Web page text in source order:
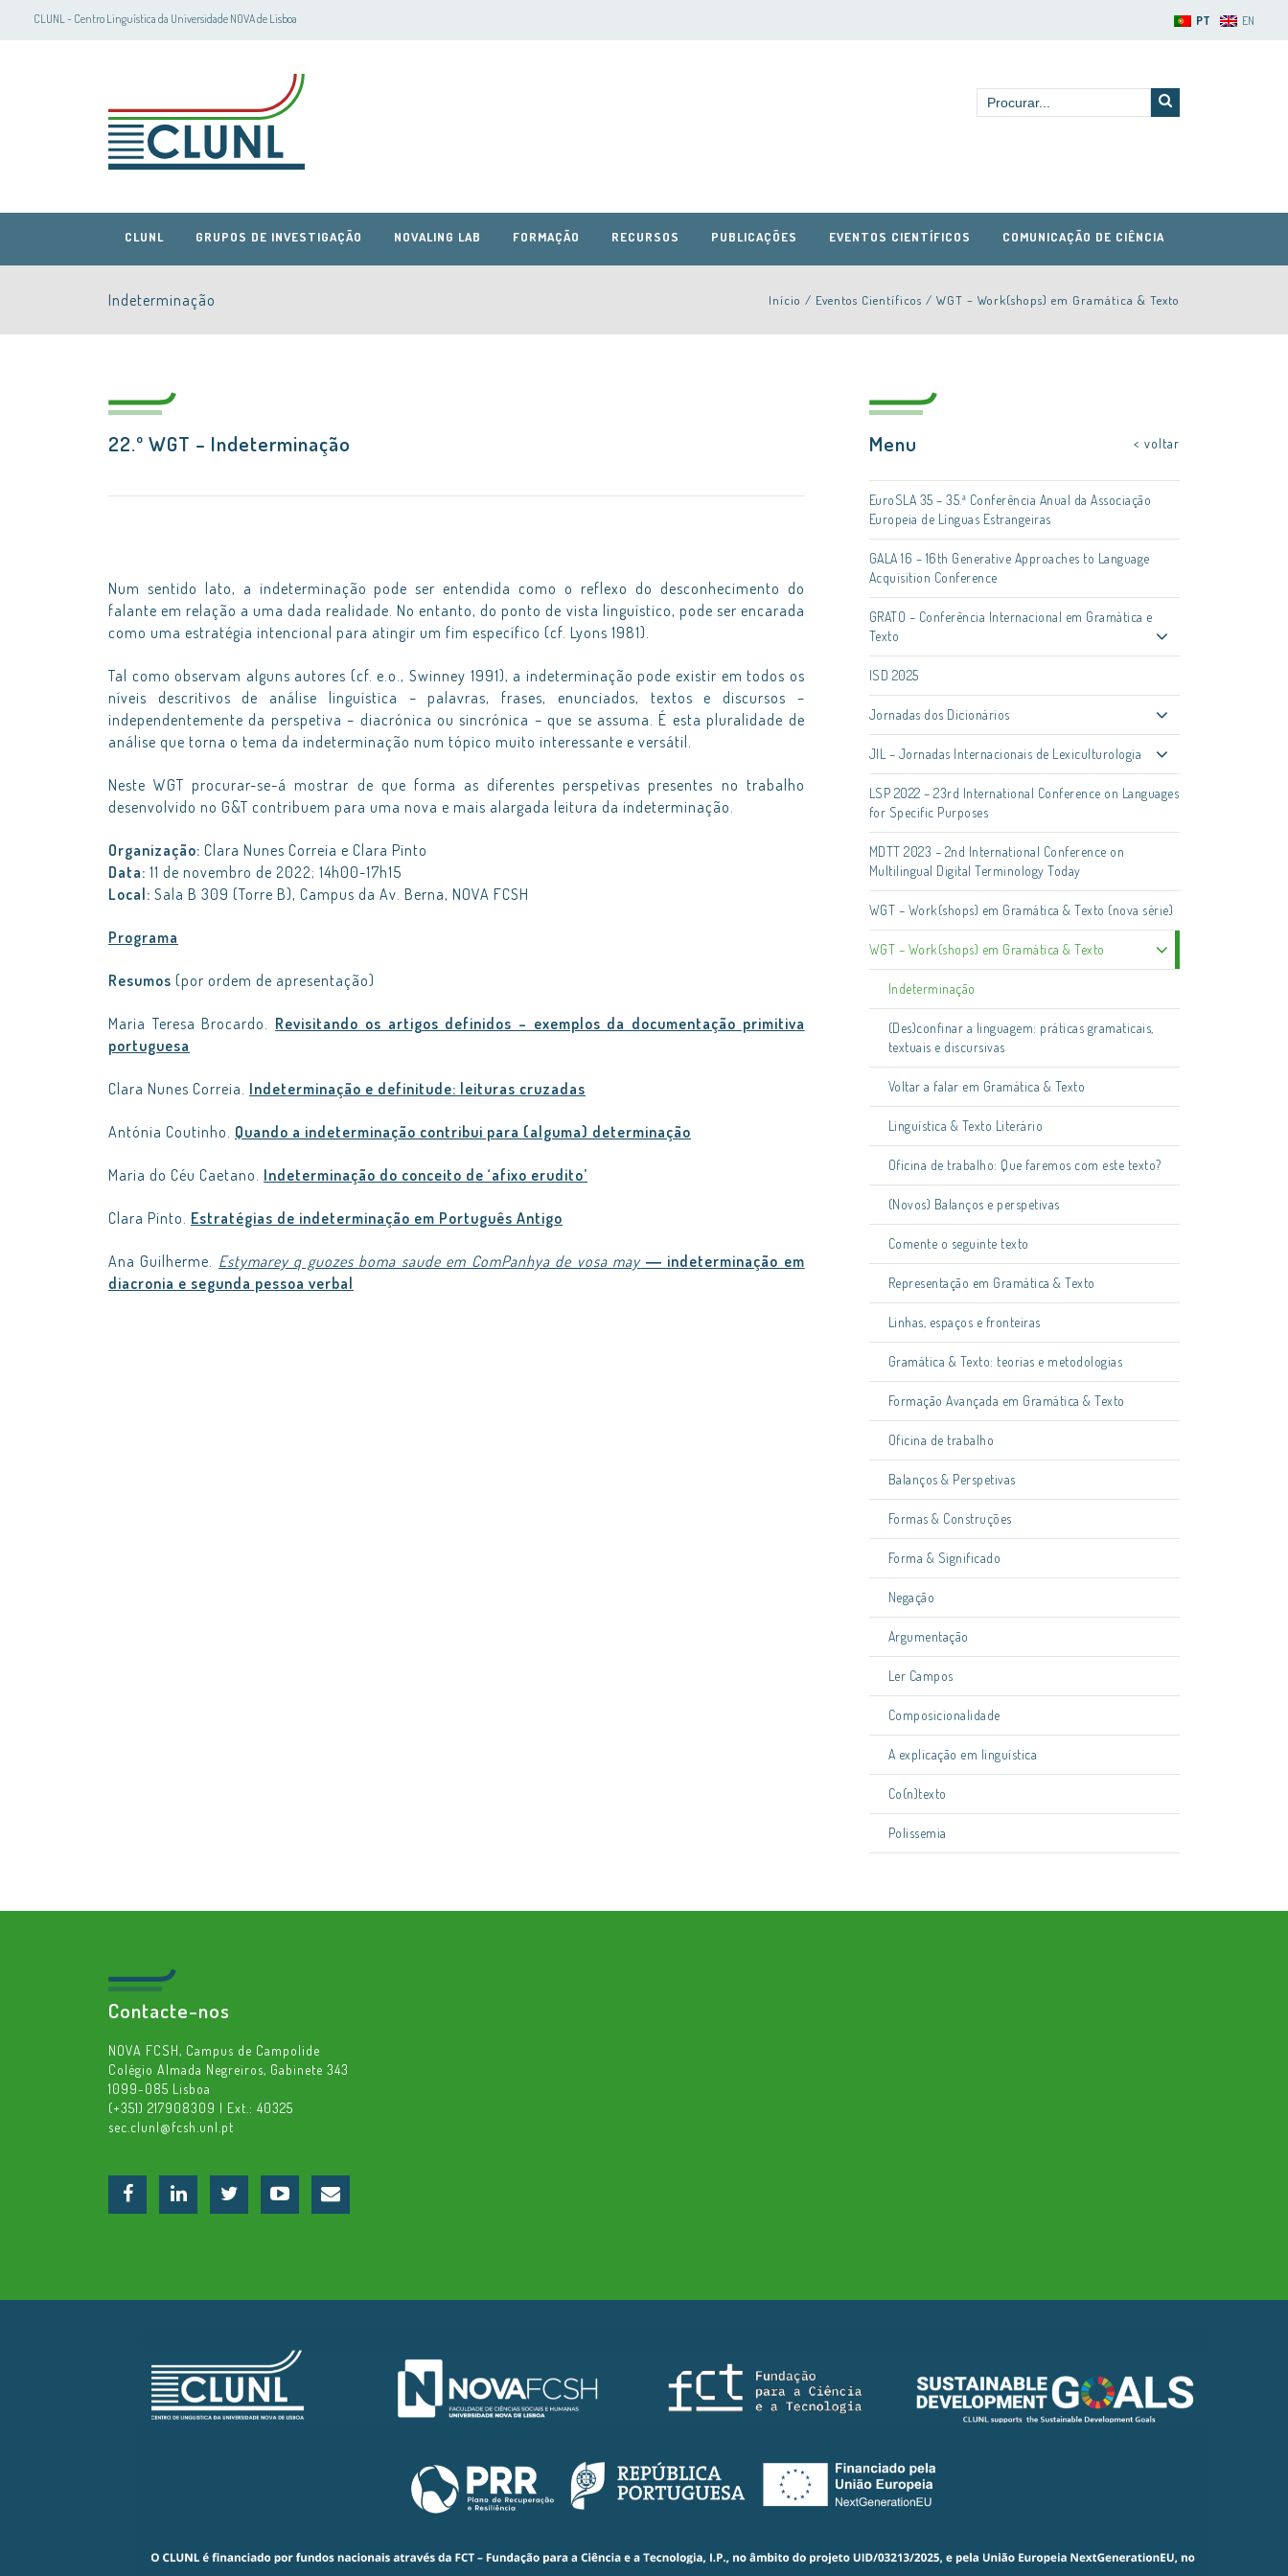
CLUNL - Centro Linguística da Universidade NOVA de Lisboa PT EN
CLUNL
CLUNL GRUPOS DE INVESTIGAÇÃO NOVALING LAB FORMAÇÃO RECURSOS PUBLICAÇÕES EVENTOS CIENTÍFICOS COMUNICAÇÃO DE CIÊNCIA
Indeterminação Início / Eventos Científicos / WGT – Work(shops) em Gramática & Texto
22.º WGT – Indeterminação
Num sentido lato, a indeterminação pode ser entendida como o reflexo do desconhecimento do
falante em relação a uma dada realidade. No entanto, do ponto de vista linguístico, pode ser encarada
como uma estratégia intencional para atingir um fim específico (cf. Lyons 1981).
Tal como observam alguns autores (cf. e.o., Swinney 1991), a indeterminação pode existir em todos os
níveis descritivos de análise linguística – palavras, frases, enunciados, textos e discursos –
independentemente da perspetiva – diacrónica ou sincrónica – que se assuma. É esta pluralidade de
análise que torna o tema da indeterminação num tópico muito interessante e versátil.
Neste WGT procurar-se-á mostrar de que forma as diferentes perspetivas presentes no trabalho
desenvolvido no G&T contribuem para uma nova e mais alargada leitura da indeterminação.
Organização: Clara Nunes Correia e Clara Pinto
Data: 11 de novembro de 2022; 14h00-17h15
Local: Sala B 309 (Torre B), Campus da Av. Berna, NOVA FCSH
Programa
Resumos (por ordem de apresentação)
Maria Teresa Brocardo. Revisitando os artigos definidos – exemplos da documentação primitiva
portuguesa
Clara Nunes Correia. Indeterminação e definitude: leituras cruzadas
Antónia Coutinho. Quando a indeterminação contribui para (alguma) determinação
Maria do Céu Caetano. Indeterminação do conceito de ‘afixo erudito’
Clara Pinto. Estratégias de indeterminação em Português Antigo
Ana Guilherme. Estymarey q guozes boma saude em ComPanhya de vosa may― indeterminação em
diacronia e segunda pessoa verbal
Menu < voltar
EuroSLA 35 – 35.ª Conferência Anual da Associação
Europeia de Línguas Estrangeiras
GALA 16 – 16th Generative Approaches to Language
Acquisition Conference
GRATO – Conferência Internacional em Gramática e
Texto
ISD 2025
Jornadas dos Dicionários
JIL – Jornadas Internacionais de Lexiculturologia
LSP 2022 – 23rd International Conference on Languages
for Specific Purposes
MDTT 2023 – 2nd International Conference on
Multilingual Digital Terminology Today
WGT – Work(shops) em Gramática & Texto (nova série)
WGT – Work(shops) em Gramática & Texto
Indeterminação
(Des)confinar a linguagem: práticas gramaticais,
textuais e discursivas
Voltar a falar em Gramática & Texto
Linguística & Texto Literário
Oficina de trabalho: Que faremos com este texto?
(Novos) Balanços e perspetivas
Comente o seguinte texto
Representação em Gramática & Texto
Linhas, espaços e fronteiras
Gramática & Texto: teorias e metodologias
Formação Avançada em Gramática & Texto
Oficina de trabalho
Balanços & Perspetivas
Formas & Construções
Forma & Significado
Negação
Argumentação
Ler Campos
Composicionalidade
A explicação em linguística
Co(n)texto
Polissemia
Contacte-nos
NOVA FCSH, Campus de Campolide
Colégio Almada Negreiros, Gabinete 343
1099-085 Lisboa
(+351) 217908309 | Ext.: 40325
sec.clunl@fcsh.unl.pt